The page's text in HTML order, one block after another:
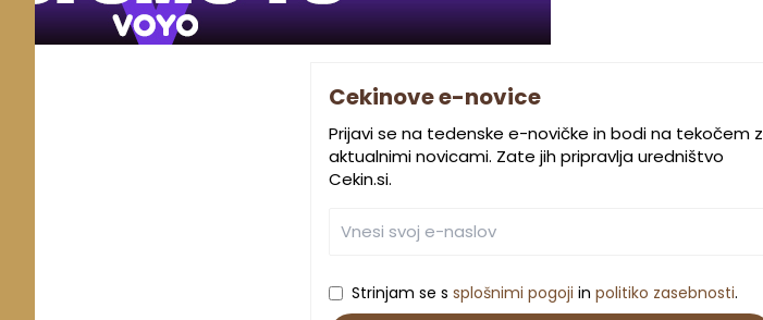
Cekinove e-novice
Prijavi se na tedenske e-novičke in bodi na tekočem z
aktualnimi novicami. Zate jih pripravlja uredništvo
Cekin.si.
Strinjam se s splošnimi pogoji in politiko zasebnosti.